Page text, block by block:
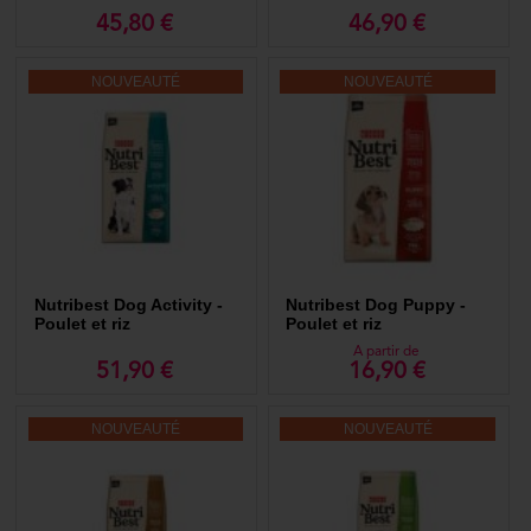
Équilibre & Instinct
Flatazor Protect
Prémience - Gamme Professionnelle
Dog's Love - Aliment humide
Aliments BIO
Pâtes et riz pour chien
Adapter la nourriture à l'âge et à la taille de votre animal
domestique
taille et de son niveau d'activité. Par exemple, la nourriture pour chiot
doit être différente de la nourriture pour les chiens adultes ou seniors.
croissance rapide.
Les besoins des chiots
45,80 € 46,90 €
NOUVEAUTÉ
Nutribest Dog Activity -
Poulet et riz
51,90 €
NOUVEAUTÉ
Nutribest Dog Puppy -
Poulet et riz
A partir de
16,90 €
NOUVEAUTÉ NOUVEAUTÉ